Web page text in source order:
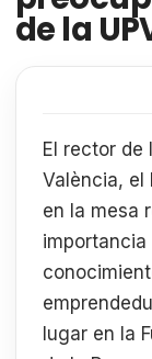
de la
El rector de
València, el
en la mesa
lugar en la